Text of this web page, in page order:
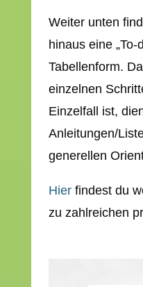
Weiter unten
hinaus eine „To-
Tabellenform.
einzelnen
Einzelfall ist,
Anleitungen/
generellen
Hier findest du
zu zahlreichen